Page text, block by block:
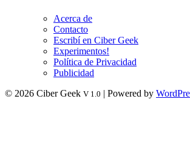
Acerca de
Contacto
Escribí en Ciber Geek
Experimentos!
Política de Privacidad
Publicidad
© 2026 Ciber Geek V 1.0 | Powered by